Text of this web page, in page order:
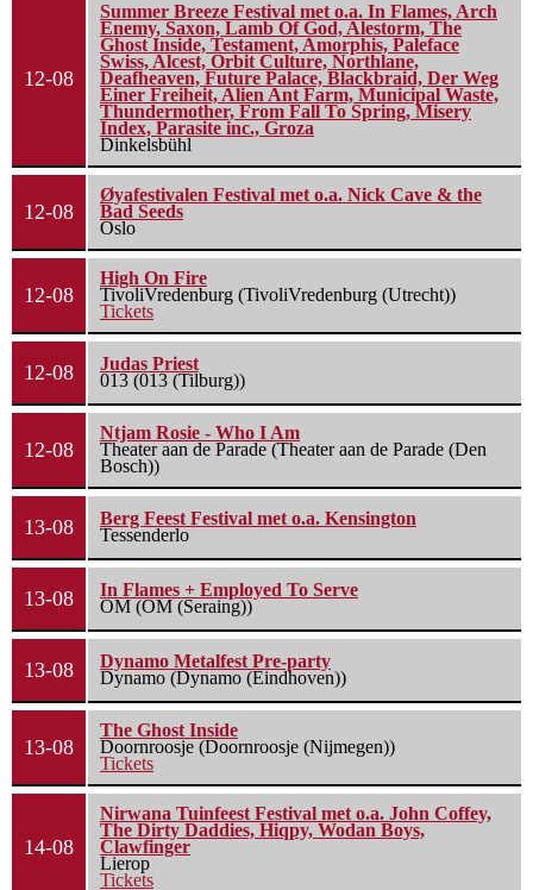
12-08
Summer Breeze Festival met o.a. In Flames, Arch
Enemy, Saxon, Lamb Of God, Alestorm, The
Ghost Inside, Testament, Amorphis, Paleface
Swiss, Alcest, Orbit Culture, Northlane,
Deafheaven, Future Palace, Blackbraid, Der Weg
Einer Freiheit, Alien Ant Farm, Municipal Waste,
Thundermother, From Fall To Spring, Misery
Index, Parasite inc., Groza
Dinkelsbühl
12-08
Øyafestivalen Festival met o.a. Nick Cave & the
Bad Seeds
Oslo
12-08
High On Fire
TivoliVredenburg (TivoliVredenburg (Utrecht))
Tickets
12-08
Judas Priest
013 (013 (Tilburg))
12-08
Ntjam Rosie - Who I Am
Theater aan de Parade (Theater aan de Parade (Den
Bosch))
13-08
Berg Feest Festival met o.a. Kensington
Tessenderlo
13-08
In Flames + Employed To Serve
OM (OM (Seraing))
13-08
Dynamo Metalfest Pre-party
Dynamo (Dynamo (Eindhoven))
13-08
The Ghost Inside
Doornroosje (Doornroosje (Nijmegen))
Tickets
14-08
Nirwana Tuinfeest Festival met o.a. John Coffey,
The Dirty Daddies, Hiqpy, Wodan Boys,
Clawfinger
Lierop
Tickets